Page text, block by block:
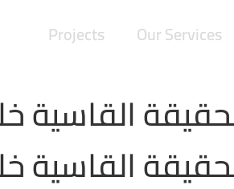
Our Services
Projects